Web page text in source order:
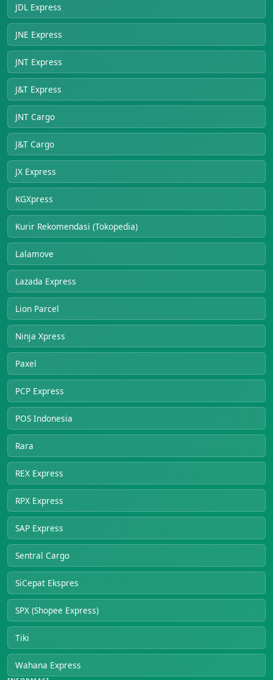
JDL Express
JNE Express
JNT Express
J&T Express
JNT Cargo
J&T Cargo
JX Express
KGXpress
Kurir Rekomendasi (Tokopedia)
Lalamove
Lazada Express
Lion Parcel
Ninja Xpress
Paxel
PCP Express
POS Indonesia
Rara
REX Express
RPX Express
SAP Express
Sentral Cargo
SiCepat Ekspres
SPX (Shopee Express)
Tiki
Wahana Express